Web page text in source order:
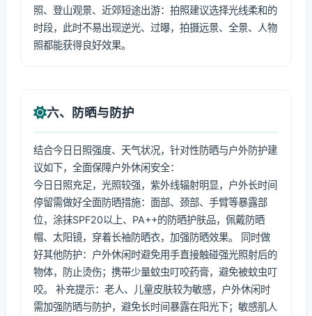
照、登山观景、近郊短途出游：拍照建议选择光线柔和的
时段，此时不易出现逆光、过曝，拍摄远景、全景、人物
照都能获得良好效果。
六、防晒与防护
结合今日日照强度、天气状况，针对性防晒与户外防护建
议如下，全面保障户外休闲安全：
今日日照充足，光照较强，紫外线辐射明显，户外长时间
停留需做好全面防晒措施：面部、颈部、手臂等暴露部
位，涂抹SPF20以上、PA++的防晒护肤品，佩戴防晒
帽、太阳镜，穿着长袖防晒衣，加强防晒效果。 同时做
好其他防护：户外休闲时避免用手直接触碰强光照射后的
物体，防止烫伤；携带少量蚊虫叮咬药膏，避免被蚊虫叮
咬。 补充提示：老人、儿童皮肤较为敏感，户外休闲时
需加强防晒与防护，避免长时间暴露在阳光下；敏感肌人